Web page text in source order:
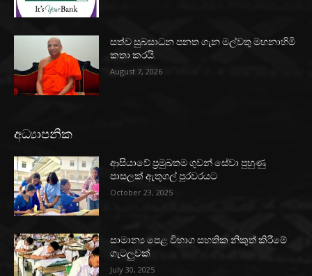
සත්ව සුබසාධන පනත ගැන මල්වතු මහනාහිමි
කතා කරයි.
August 7, 2026
අධ්‍යාපනික
ආසියාවේ ප්‍රමුඛතම ගුවන් සේවා පුහුණු
පාසලක් ඇතුගල් පුරවරයට
October 23, 2025
සාමාන්‍ය පෙළ විභාග සහතික නිකුත් කිරීමේ
ගැටලුවක්
July 30, 2025